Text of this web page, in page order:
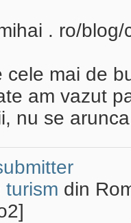
. ro/
cele mai de
am vazut
nu se
turism din